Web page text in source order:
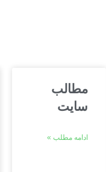
مطالب
سایت
ادامه مطلب »